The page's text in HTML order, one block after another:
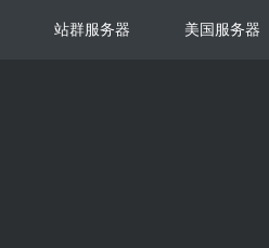
站群服务器 美国服务器